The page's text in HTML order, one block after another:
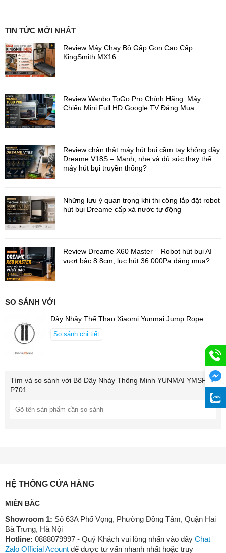
cong, chống kéo mạnh nhưng vẫn đảm bảo kết cấu nhẹ và không
Ngoài radây nhảy thông minh YMSR-P701
ngày sau khi sạc trong 2 giờ, vì vậy người dùng không cần sạc
thường xuyên, ảnh hưởng đến quá trình sử dụng của người
dùng.
TIN TỨC MỚI NHẤT
Review Máy Chạy Bộ Gấp Gọn Cao Cấp
KingSmith MX16
Review Wanbo ToGo Pro Chính Hãng: Máy
Chiếu Mini Full HD Google TV Đáng Mua
Review chân thật máy hút bụi cầm tay không dây
Dreame V18S – Mạnh, nhẹ và đủ sức thay thế
máy hút bụi truyền thống?
Những lưu ý quan trọng khi thi công lắp đặt robot
hút bụi Dreame cấp xả nước tự động
Review Dreame X60 Master – Robot hút bụi AI
vượt bậc 8.8cm, lực hút 36.000Pa đáng mua?
SO SÁNH VỚI
Dây Nhảy Thể Thao Xiaomi Yunmai Jump Rope
So sánh chi tiết
Tìm và so sánh với Bộ Dây Nhảy Thông Minh YUNMAI YMSR-
P701
HỆ THỐNG CỬA HÀNG
MIỀN BẮC
Showroom 1: Số 63A Phố Vọng, Phường Đồng Tâm, Quận Hai
Bà Trưng, Hà Nội
Hotline: 0888079997 - Quý Khách vui lòng nhấn vào đây Chat
Zalo Official Acount để được tư vấn nhanh nhất hoặc truy